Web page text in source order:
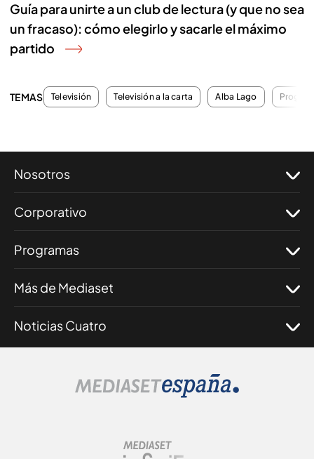
Guía para unirte a un club de lectura (y que no sea
un fracaso): cómo elegirlo y sacarle el máximo
partido
TEMAS Televisión Televisión a la carta Alba Lago
Nosotros
Corporativo
Programas
Más de Mediaset
Noticias Cuatro